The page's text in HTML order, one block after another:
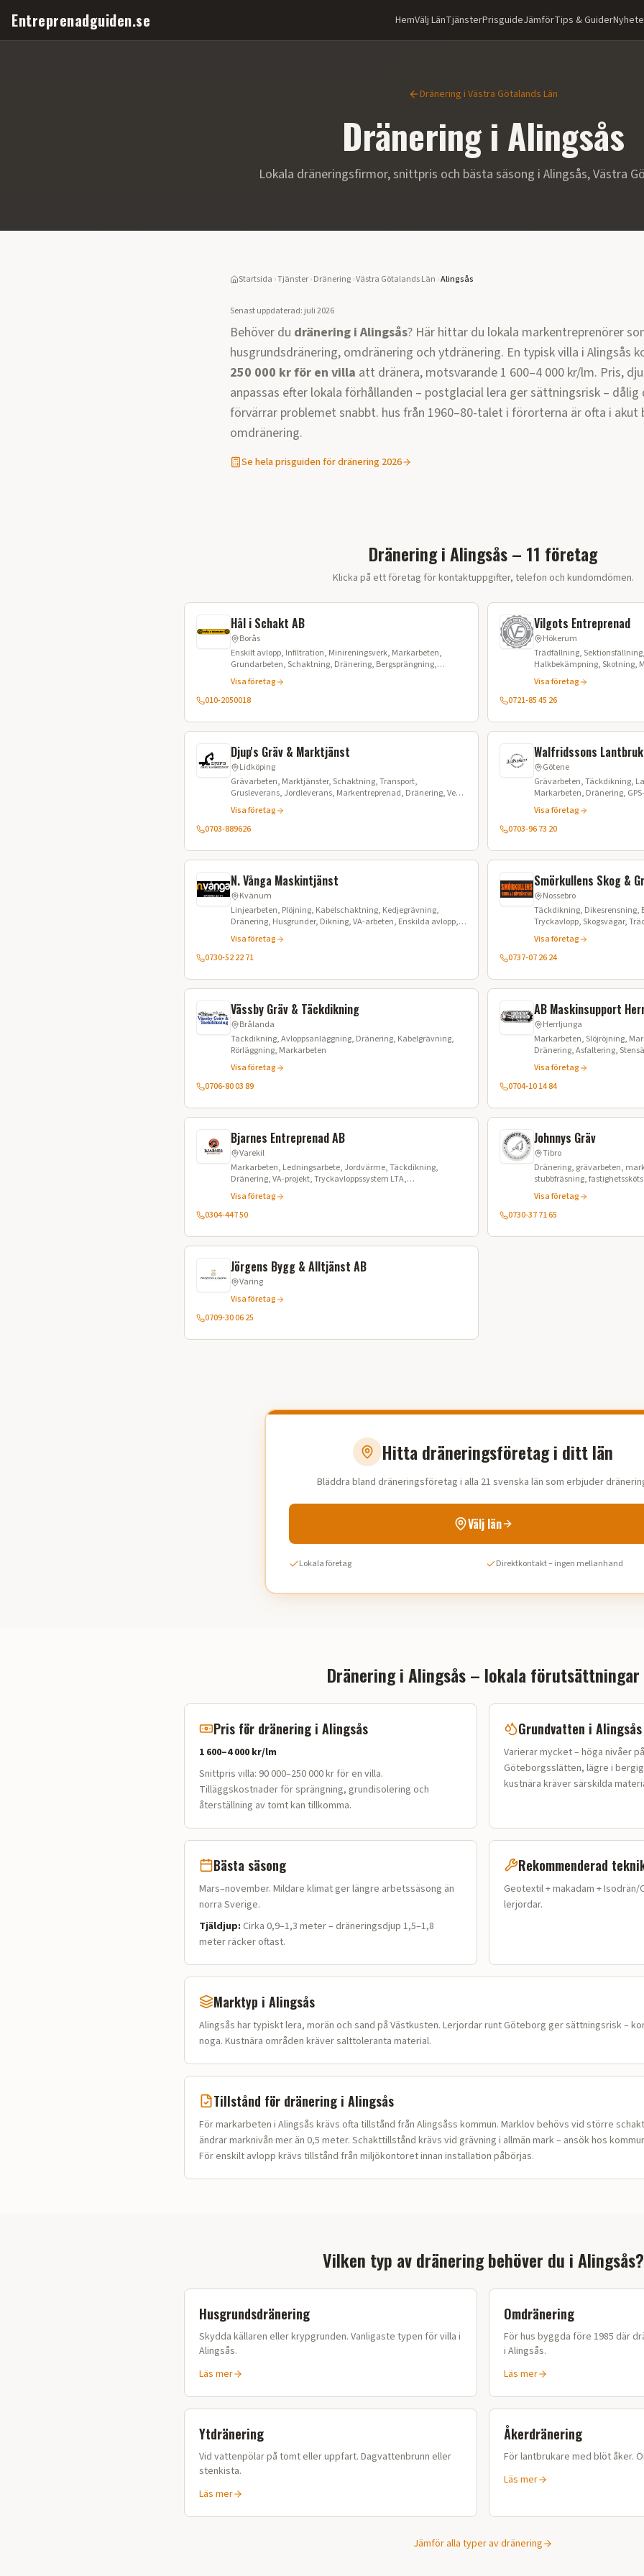
Entreprenadguiden.se HemVälj LänTjänsterPrisguideJämförTips & Guider
Dränering i Västra Götalands Län
Dränering i Alingsås
Lokala dräneringsfirmor, snittpris och bästa säsong i Alingsås,Västra
Startsida ›Tjänster›Dränering›Västra Götalands Län ›Alingsås
Senast uppdaterad:juli 2026
Behöver du dränering iAlingsås? Här hittar du lokala markentreprenörer
husgrundsdränering, omdränering och ytdränering. En typisk villa i Alingsås
250 000 kr för en villa att dränera, motsvarande 1 600–4 000 kr/lm. Pris,
anpassas efter lokala förhållanden – postglacial lera ger sättningsrisk – dålig
förvärrar problemet snabbt. hus från 1960–80-talet i förorterna är ofta i akut
omdränering.
Se hela prisguiden för dränering 2026
Dränering i Alingsås – 11 företag
Klicka på ett företag för kontaktuppgifter, telefon och kundomdömen.
Hål i Schakt AB
Borås
Enskilt avlopp, Infiltration, Minireningsverk, Markarbeten,
Grundarbeten, Schaktning, Dränering, Bergsprängning,
Stenspräckning, Anläggningsarbete, Konstruktionsledning,
Trädgårdsanläggning,
Visa företag
010-2050018
Vilgots Entreprenad
Hökerum
Trädfällning,
Halkbekämpning, Skotning,
Maskinförare
Visa företag
0721-85 45 26
Djup's Gräv & Marktjänst
Lidköping
Grävarbeten, Marktjänster, Schaktning, Transport,
Grusleverans, Jordleverans, Markentreprenad, Dränering, Ved,
Avlopp
Visa företag
0703-889626
Walfridssons
Götene
Grävarbeten, Täckdikning,
Markarbeten, Dränering,
Kompletteringsdikning,
Visa företag
0703-96 73 20
N. Vånga Maskintjänst
Kvänum
Linjearbeten, Plöjning, Kabelschaktning, Kedjegrävning,
Dränering, Husgrunder, Dikning, VA-arbeten, Enskilda avlopp,
Jordvärme
Visa företag
0730-52 22 71
Smörkullens Skog &
Nossebro
Täckdikning,
Tryckavlopp, Skogsvägar,
Husdränering, Husgrunder,
Visa företag
0737-07 26 24
Vässby Gräv & Täckdikning
Brålanda
Täckdikning, Avloppsanläggning, Dränering, Kabelgrävning,
Rörläggning, Markarbeten
Visa företag
0706-80 03 89
AB Maskinsupport
Herrljunga
Markarbeten, Slöjröjning,
Dränering, Asfaltering,
Stubbfräsning, Anläggning
Visa företag
0704-10 14 84
Bjarnes Entreprenad AB
Varekil
Markarbeten, Ledningsarbete, Jordvärme, Täckdikning,
Dränering, VA-projekt, Tryckavloppssystem LTA,
Stenspräckning, Fibergrävning, Sjöförläggning, Styrd borrning
Visa företag
0304-447 50
Johnnys Gräv
Tibro
Dränering, grävarbeten,
stubbfräsning,
Visa företag
0730-37 71 65
Jörgens Bygg & Alltjänst AB
Väring
Visa företag
0709-30 06 25
Hitta dräneringsföretag i ditt län
Bläddra bland dräneringsföretag i alla 21 svenska län som erbjuder
Välj län
Lokala företag Direktkontakt – ingen mellanhand
Dränering iAlingsås– lokala förutsättningar
Pris för dränering i Alingsås
1 600–4 000 kr/lm
Snittpris villa: 90 000–250 000 kr för en villa.
Tilläggskostnader för sprängning, grundisolering och
återställning av tomt kan tillkomma.
Grundvatten i Alingsås
Varierar mycket – höga nivåer
Göteborgsslätten, lägre i
kustnära kräver särskilda
Bästa säsong
Mars–november. Mildare klimat ger längre arbetssäsong än
norra Sverige.
Tjäldjup: Cirka 0,9–1,3 meter – dräneringsdjup 1,5–1,8
meter räcker oftast.
Rekommenderad
Geotextil + makadam +
lerjordar.
Marktyp i Alingsås
Alingsås har typisktlera, morän och sand på Västkusten. Lerjordar runt Göteborg ger sättningsrisk –
noga. Kustnära områden kräver salttoleranta material.
Tillstånd för dränering i Alingsås
För markarbeten i Alingsås krävs ofta tillstånd från Alingsåss kommun. Marklov behövs vid större
ändrar marknivån mer än 0,5 meter. Schakttillstånd krävs vid grävning i allmän mark – ansök hos
För enskilt avlopp krävs tillstånd från miljökontoret innan installation påbörjas.
Vilken typ av dränering behöver du iAlingsås?
Husgrundsdränering
Skydda källaren eller krypgrunden. Vanligaste typen för villa i
Alingsås.
Läs mer
Omdränering
För hus byggda före 1985 där
i Alingsås.
Läs mer
Ytdränering
Vid vattenpölar på tomt eller uppfart. Dagvattenbrunn eller
stenkista.
Läs mer
Åkerdränering
För lantbrukare med blöt åker.
Läs mer
Jämför alla typer av dränering